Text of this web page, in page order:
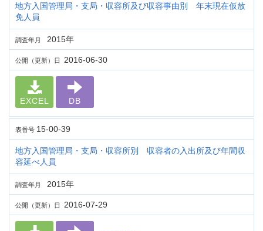
地方入国管理局・支局・収容所及び収容事由別 年末現在仮放
免人員
調査年月 2015年
公開（更新）日 2016-06-30
EXCEL DB
表番号 15-00-39
地方入国管理局・支局・収容所別 収容者の入出所及び年間収
容延べ人員
調査年月 2015年
公開（更新）日 2016-07-29